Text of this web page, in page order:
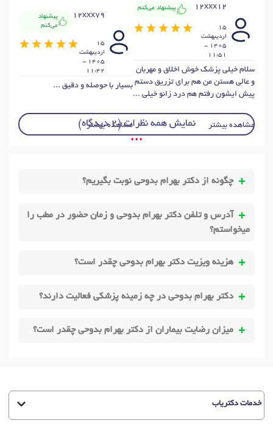
12xxx12 پیشنهاد می‌کنم
15
ارديبهشت
1405 -
11:51
سلام خیلی پزشک خوش اخلاق و مهربان
و عالی هستن من هم برای تزریق دستم
پیش ایشون رفتم هم درد زانو خیلی ...
مشاهده بیشتر
12xxx79
پیشنهاد
می‌کنم
15
ارديبهشت
1405 -
11:42
بسیار با حوصله و دقیق ...
مشاهده بیشترنمایش همه نظرات (2 دیدگاه)
• • •
چگونه از دکتر بهرام بدوحی نوبت بگیریم؟
آدرس و تلفن دکتر بهرام بدوحی و زمان حضور در مطب را
میخواستم؟
هزینه ویزیت دکتر بهرام بدوحی چقدر است؟
دکتر بهرام بدوحی در چه زمینه پزشکی فعالیت دارند؟
میزان رضایت بیماران از دکتر بهرام بدوحی چقدر است؟
خدمات دکتریاب